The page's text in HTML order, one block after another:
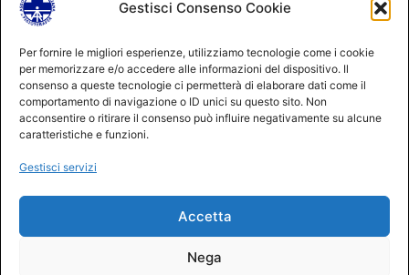
Gestisci Consenso Cookie
Per fornire le migliori esperienze, utilizziamo tecnologie come i cookie
per memorizzare e/o accedere alle informazioni del dispositivo. Il
consenso a queste tecnologie ci permetterà di elaborare dati come il
comportamento di navigazione o ID unici su questo sito. Non
acconsentire o ritirare il consenso può influire negativamente su alcune
caratteristiche e funzioni.
Gestisci servizi
Accetta
Nega
Contatti
GDPR Informativa (sito)
GDPR Informativa (soci)
GDPR Informativa (moduli)
NEWSLETTER AIFI